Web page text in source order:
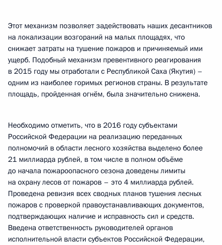
Этот механизм позволяет задействовать наших десантников
на локализации возгораний на малых площадях, что
снижает затраты на тушение пожаров и причиняемый ими
ущерб. Подобный механизм превентивного реагирования
в 2015 году мы отработали с Республикой Саха (Якутия) –
одним из наиболее горимых регионов страны. В результате
площадь, пройденная огнём, была значительно снижена.
Необходимо отметить, что в 2016 году субъектами
Российской Федерации на реализацию переданных
полномочий в области лесного хозяйства выделено более
21 миллиарда рублей, в том числе в полном объёме
до начала пожароопасного сезона доведены лимиты
на охрану лесов от пожаров – это 4 миллиарда рублей.
Проведена ревизия всех сводных планов тушения лесных
пожаров с проверкой правоустанавливающих документов,
подтверждающих наличие и исправность сил и средств.
Введена ответственность руководителей органов
исполнительной власти субъектов Российской Федерации,